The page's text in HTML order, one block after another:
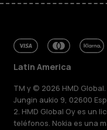
Latin America
TM y © 2026 HMD
Jungin aukio 9, 02600
2. HMD Global Oy es un
teléfonos. Nokia es una